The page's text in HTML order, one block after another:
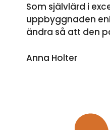
Som självlärd i
uppbyggnaden
ändra så att den
Anna Holter